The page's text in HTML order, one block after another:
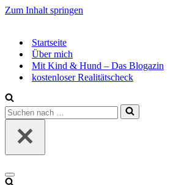
Zum Inhalt springen
Startseite
Über mich
Mit Kind & Hund – Das Blogazin
kostenloser Realitätscheck
Suchen
nach …
Navigationsmenü